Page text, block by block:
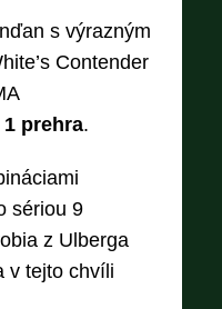
s výrazným
Contender
prehra.
sériou 9
z Ulberga
v tejto chvíli